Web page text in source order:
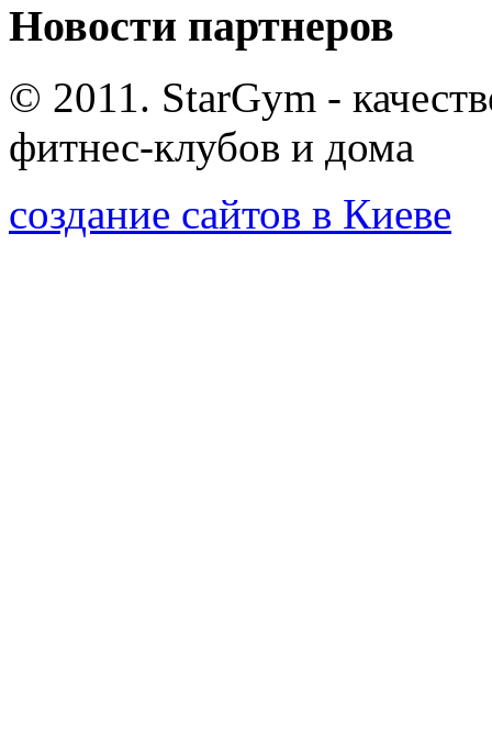
Новости партнеров
© 2011. StarGym -
фитнес-клубов и дома
создание сайтов в Киеве